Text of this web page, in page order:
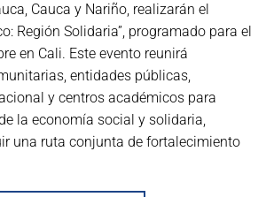
Cauca y Nariño, realizarán el
Región Solidaria”, programado para el
en Cali. Este evento reunirá
entidades públicas,
y centros académicos para
la economía social y solidaria,
una ruta conjunta de fortalecimiento